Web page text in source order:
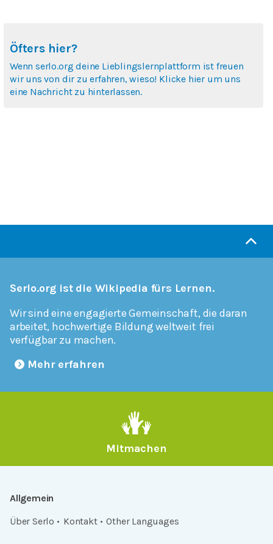
Öfters hier?
Wenn serlo.org deine Lieblingslernplattform ist freuen
wir uns von dir zu erfahren, wieso! Klicke hier um uns
eine Nachricht zu hinterlassen.
Serlo.org ist die Wikipedia fürs Lernen.
Wir sind eine engagierte Gemeinschaft, die daran
arbeitet, hochwertige Bildung weltweit frei
verfügbar zu machen.
Mehr erfahren
Mitmachen
Allgemein
Über Serlo
Kontakt Other Languages